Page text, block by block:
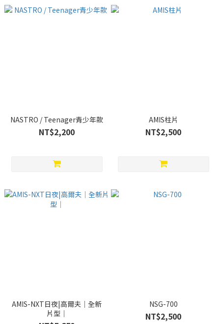
NASTRO / Teenager青少年款
NT$2,200
AMIS柱片
NT$2,500
AMIS-NXT日夜|高爾夫｜全新
片型｜
NSG-700
NT$2,500